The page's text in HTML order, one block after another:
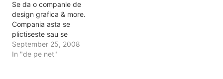
Se da o companie de
design grafica & more.
Compania asta se
plictiseste sau se
enerveaza la un moment
dat ca apar clienti cu idei
September 25, 2008
In "de pe net"